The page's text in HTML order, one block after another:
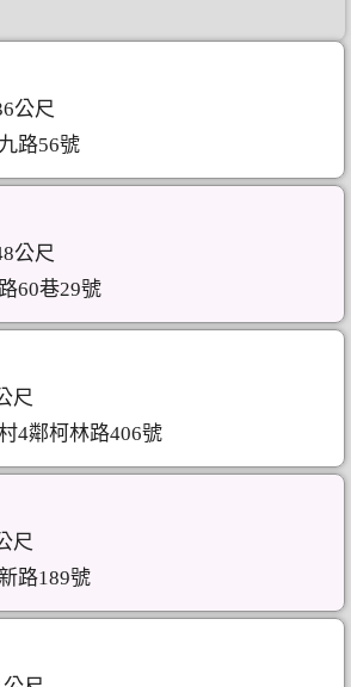
公尺
路56號
公尺
60巷29號
尺
4鄰柯林路406號
尺
路189號